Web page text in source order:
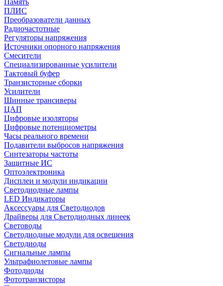
Память
ПЛИС
Преобразователи данных
Радиочастотные
Регуляторы напряжения
Источники опорного напряжения
Смесители
Специализированные усилители
Тактовый буфер
Транзисторные сборки
Усилители
Шинные трансиверы
ЦАП
Цифровые изоляторы
Цифровые потенциометры
Часы реального времени
Подавители выбросов напряжения
Синтезаторы частоты
Защитные ИС
Оптоэлектроника
Дисплеи и модули индикации
Светодиодные лампы
LED Индикаторы
Аксессуары для Светодиодов
Драйверы для Светодиодных линеек
Световоды
Светодиодные модули для освещения
Светодиоды
Сигнальные лампы
Ультрафиолетовые лампы
Фотодиоды
Фототранзисторы